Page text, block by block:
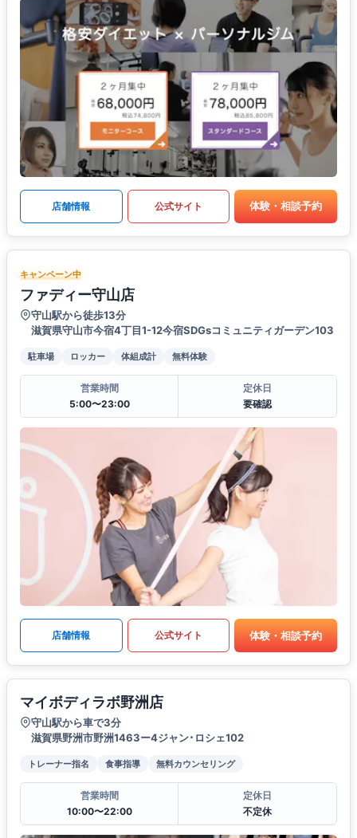
店舗情報 公式サイト 体験・相談予約
キャンペーン中
ファディー守山店
守山駅から徒歩13分
滋賀県守山市今宿4丁目1-12今宿SDGsコミュニティガーデン103
駐車場 ロッカー 体組成計 無料体験
営業時間
5:00〜23:00
定休日
要確認
店舗情報 公式サイト 体験・相談予約
マイボディラボ野洲店
守山駅から車で3分
滋賀県野洲市野洲1463ー4ジャン･ロシェ102
トレーナー指名 食事指導 無料カウンセリング
営業時間
10:00〜22:00
定休日
不定休